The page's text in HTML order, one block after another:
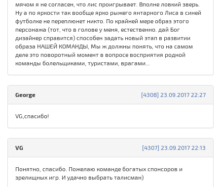
мячом я не согласен, что лис проигрывает. Вполне ловкий зверь.
Ну а по яркости так вообще ярко рыжего янтарного Лиса в синей
футболке не переплюнет никто. По крайней мере образ этого
персонажа (тот, что в голове у меня, естественно. дай Бог
дизайнер справится) способен задать новый этап в развитии
образа НАШЕЙ КОМАНДЫ, Мы ж должны понять, что на самом
деле это поворотный момент в вопросе восприятия родной
команды болельщиками, туристами, врагами...
[4308] 23.09.2017 22:27
George
VG,спасибо!
[4307] 23.09.2017 22:13
VG
Понятно, спасибо. Пожелаю команде богатых спонсоров и
зрелищных игр. И удачно выбрать талисман)